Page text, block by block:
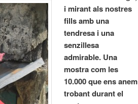
i mirant als nostres
fills amb una
tendresa i una
senzillesa
admirable. Una
mostra com les
10.000 que ens anem
trobant durant el